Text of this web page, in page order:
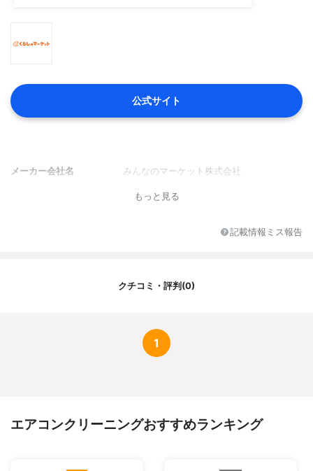
公式サイト
メーカー会社名 みんなのマーケット株式会社
もっと見る
記載情報ミス報告
クチコミ・評判(0)
1
エアコンクリーニングおすすめランキング